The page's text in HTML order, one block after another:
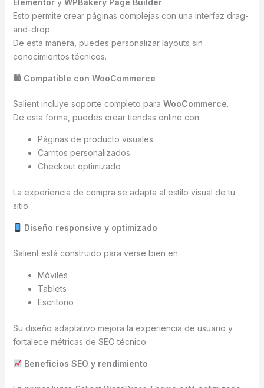
Esto permite crear páginas complejas con una interfaz drag-
and-drop.
De esta manera, puedes personalizar layouts sin
conocimientos técnicos.
🛍 Compatible con WooCommerce
Salient incluye soporte completo para WooCommerce.
De esta forma, puedes crear tiendas online con:
Páginas de producto visuales
Carritos personalizados
Checkout optimizado
La experiencia de compra se adapta al estilo visual de tu
sitio.
Diseño responsive y optimizado
Salient está construido para verse bien en:
Móviles
Tablets
Escritorio
Su diseño adaptativo mejora la experiencia de usuario y
fortalece métricas de SEO técnico.
Beneficios SEO y rendimiento